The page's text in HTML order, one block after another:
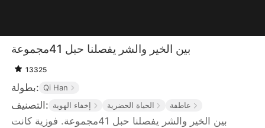
بين الخير والشر يفصلنا حبل 41مجموعة
13325
بطولة: Qi Han
التصنيف: إخفاء الهوية الحياة الحضرية عاطفة
بين الخير والشر يفصلنا حبل 41مجموعة. فوزية كانت